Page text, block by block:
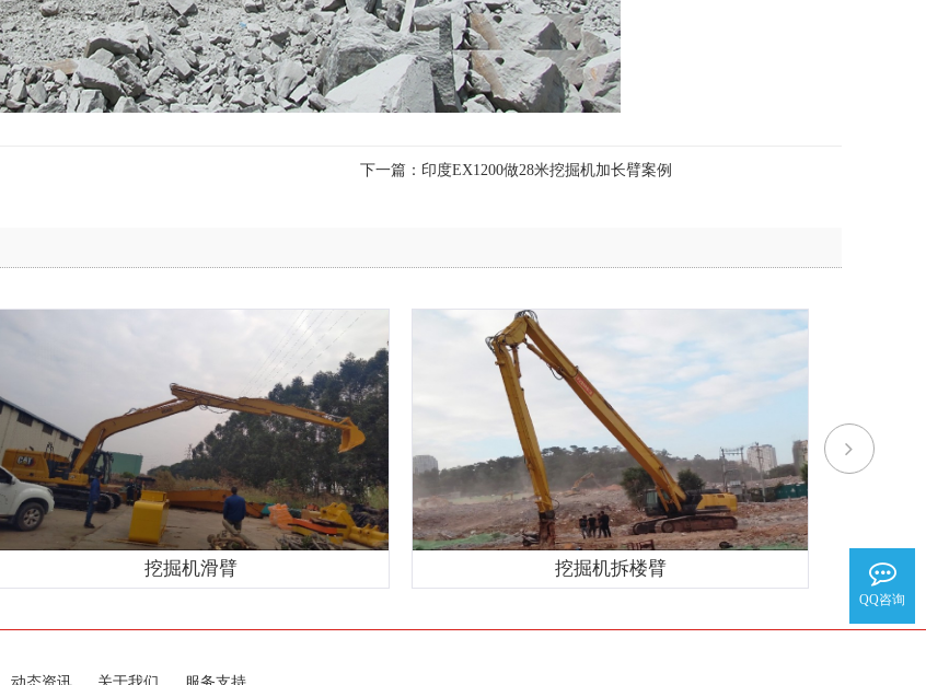
下一篇： 印度EX1200做28米挖掘机加长臂案例
挖掘机滑臂 挖掘机拆楼臂
动态资讯 关于我们 服务支持
QQ咨询